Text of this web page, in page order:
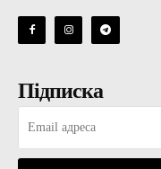
Підписка